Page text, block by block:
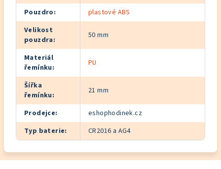
Pouzdro:
plastové ABS
Velikost
pouzdra: 50 mm
Materiál
řemínku: PU
Šířka
řemínku: 21 mm
Prodejce:
eshophodinek.cz
Typ baterie: CR2016 a AG4